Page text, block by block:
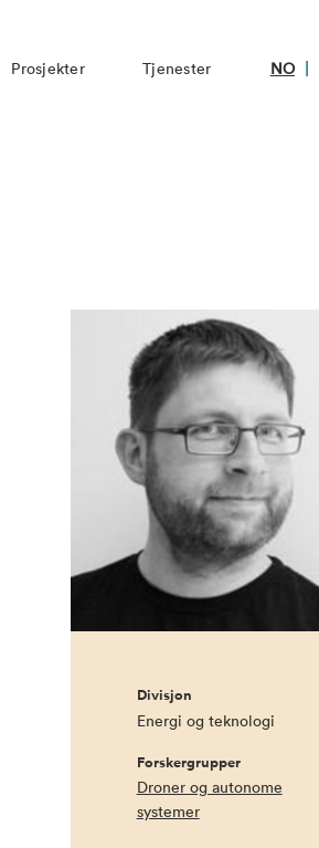
Prosjekter Tjenester NO |
Divisjon
Energi og teknologi
Forskergrupper
Droner og autonome
systemer